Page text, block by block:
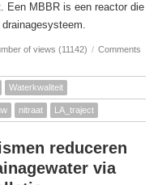
Een MBBR is een reactor die
of views (11142) / Comments
Waterkwaliteit
nitraat LA_traject
reduceren
via